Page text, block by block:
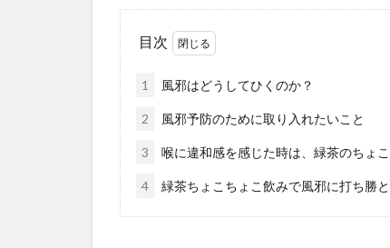
目次
1 風邪はどうしてひくのか？
2 風邪予防のために取り入れたいこと
3 喉に違和感を感じた時は、緑茶のちょ
4 緑茶ちょこちょこ飲みで風邪に打ち勝と